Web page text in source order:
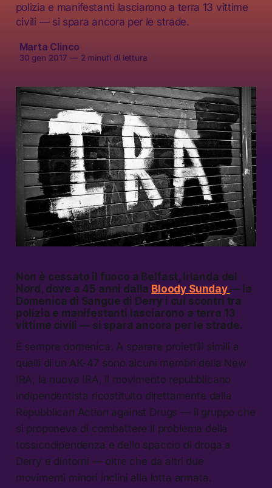
polizia e manifestanti lasciarono a terra 13 vittime
civili — si spara ancora per le strade.
Marta Clinco
30 gen 2017 —2 minuti di lettura
Non è cessato il fuoco a Belfast, Irlanda del
Nord, dove a 45 anni dalla Bloody Sunday — la
Domenica di Sangue di Derry i cui scontri tra
polizia e manifestanti lasciarono a terra 13
vittime civili — si spara ancora per le strade.
È sempre domenica. A sparare proiettili simili a
quelli di un AK-47 sono alcuni membri della New
IRA, la nuova IRA, il movimento repubblicano
indipendentista ricostituito direttamente dalla
Repubblican Action against Drugs — il gruppo che
si proponeva di combattere il problema della
tossicodipendenza e dello spaccio di droga a
Derry e dintorni — oltre che da altri due
movimenti minori inclini alla lotta armata.